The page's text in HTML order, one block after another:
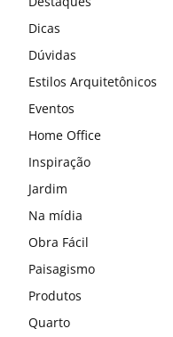
Dicas
Dúvidas
Estilos Arquitetônicos
Eventos
Home Office
Inspiração
Jardim
Na mídia
Obra Fácil
Paisagismo
Produtos
Quarto